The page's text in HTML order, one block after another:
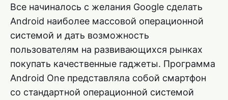
Все начиналось с желания Google сделать
Android наиболее массовой операционной
системой и дать возможность
пользователям на развивающихся рынках
покупать качественные гаджеты. Программа
Android One представляла собой смартфон
со стандартной операционной системой